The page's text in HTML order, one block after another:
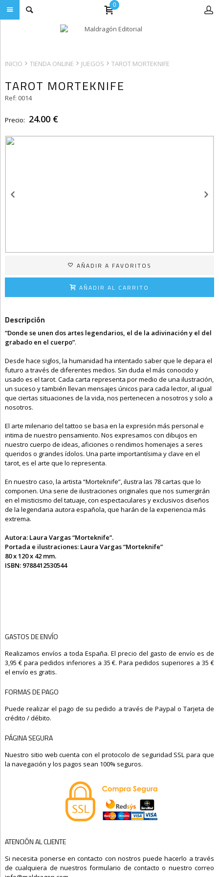
0
INICIO TIENDA ONLINE JUEGOS TAROT MORTEKNIFE
TAROT MORTEKNIFE
Ref: 0014
Precio: 24.00 €
AÑADIR A FAVORITOS
AÑADIR AL CARRITO
Descripción
“Donde se unen dos artes legendarios, el de la adivinación y el del
grabado en el cuerpo”.
Desde hace siglos, la humanidad ha intentado saber que le depara el
futuro a través de diferentes medios. Sin duda el más conocido y
usado es el tarot. Cada carta representa por medio de una ilustración,
un suceso y también llevan mensajes únicos para cada lector, al igual
que ciertas situaciones de la vida, nos pertenecen a nosotros y solo a
nosotros.
El arte milenario del tattoo se basa en la expresión más personal e
intima de nuestro pensamiento. Nos expresamos con dibujos en
nuestro cuerpo de ideas, aficiones o rendimos homenajes a seres
queridos o grandes ídolos. Una parte importantísima y clave en el
tarot, es el arte que lo representa.
En nuestro caso, la artista “Morteknife”, ilustra las 78 cartas que lo
componen. Una serie de ilustraciones originales que nos sumergirán
en el misticismo del tatuaje, con espectaculares y exclusivos diseños
de la legendaria autora española, que harán de la experiencia más
extrema.
Autora: Laura Vargas “Morteknife”.
Portada e ilustraciones: Laura Vargas “Morteknife”
80 x 120 x 42 mm.
ISBN: 9788412530544
GASTOS DE ENVÍO
Realizamos envíos a toda España. El precio del gasto de envío es de
3,95 € para pedidos inferiores a 35 €. Para pedidos superiores a 35 €
el envío es gratis.
FORMAS DE PAGO
Puede realizar el pago de su pedido a través de Paypal o Tarjeta de
crédito / débito.
PÁGINA SEGURA
Nuestro sitio web cuenta con el protocolo de seguridad SSL para que
la navegación y los pagos sean 100% seguros.
ATENCIÓN AL CLIENTE
Si necesita ponerse en contacto con nostros puede hacerlo a través
de cualquiera de nuestros formulario de contacto o nuestro correo